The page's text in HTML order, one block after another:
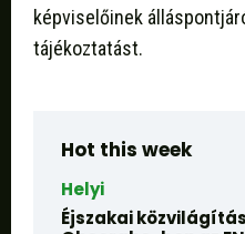
képviselőinek
tájékoztatást.
Hot this week
Helyi
Éjszakai